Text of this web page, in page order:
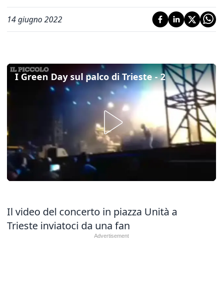
14 giugno 2022
I Green Day sul palco di Trieste - 2
Il video del concerto in piazza Unità a
Trieste inviatoci da una fan